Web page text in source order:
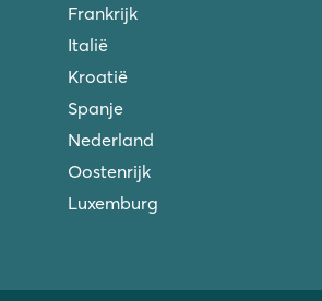
Frankrijk
Italië
Kroatië
Spanje
Nederland
Oostenrijk
Luxemburg